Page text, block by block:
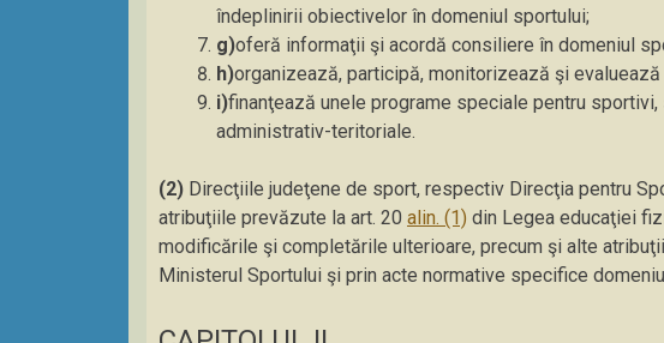
îndeplinirii obiectivelor în domeniul sportului;
g)oferă informaţii şi acordă consiliere în domeniul
h)organizează, participă, monitorizează şi
i)finanţează unele programe speciale pentru
administrativ-teritoriale.
(2) Direcţiile judeţene de sport, respectiv Direcţia pentru
atribuţiile prevăzute la art. 20 alin. (1) din Legea educaţiei
modificările şi completările ulterioare, precum şi alte
Ministerul Sportului şi prin acte normative specifice